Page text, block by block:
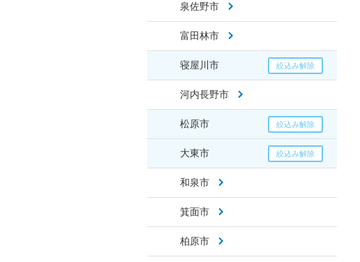
泉佐野市
富田林市
寝屋川市
河内長野市
松原市
大東市
和泉市
箕面市
柏原市